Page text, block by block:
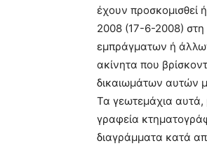
έχουν προσκομισθεί
2008 (17-6-2008) στη
εμπράγματων ή
ακίνητα που
δικαιωμάτων αυτών
Τα γεωτεμάχια αυτά,
γραφεία
διαγράμματα κατά